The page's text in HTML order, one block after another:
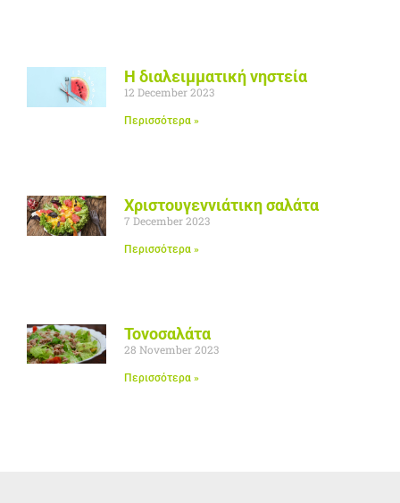
Η διαλειμματική νηστεία
12 December 2023
Περισσότερα »
Χριστουγεννιάτικη σαλάτα
7 December 2023
Περισσότερα »
Τονοσαλάτα
28 November 2023
Περισσότερα »